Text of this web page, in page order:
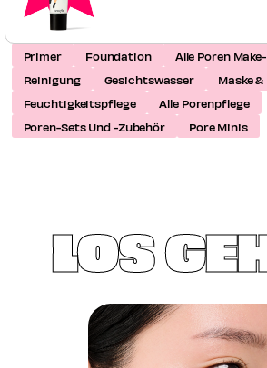
Primer Foundation Alle Poren
Reinigung
Gesichtswasser
Maske
Feuchtigkeitspflege
⁠Alle Porenpflege
Poren-Sets Und -Zubehör
Pore Minis
LOS